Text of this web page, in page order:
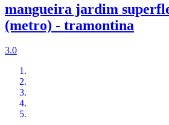
mangueira jardim
(metro) - tramontina
3.0